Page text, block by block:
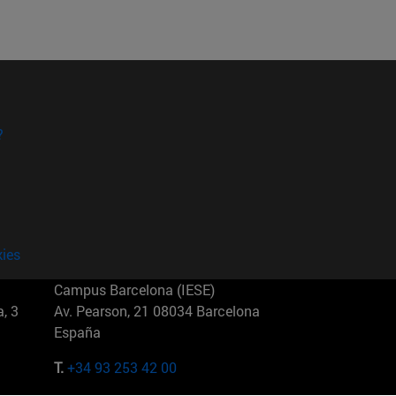
3
Campus Barcelona (IESE)
Av. Pearson, 21 08034 Barcelona
España
T.+34 93 253 42 00